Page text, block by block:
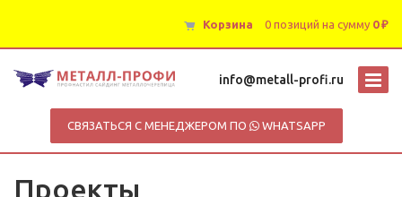
Корзина 0 позиций на сумму 0 ₽
info@metall-profi.ru
СВЯЗАТЬСЯ С МЕНЕДЖЕРОМ ПО WHATSAPP
Проекты